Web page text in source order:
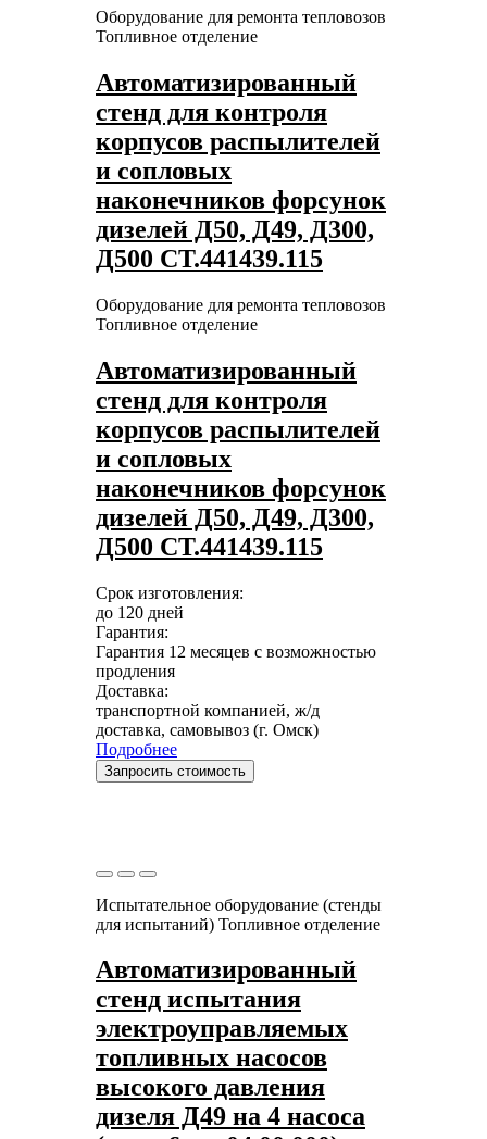
Оборудование для ремонта тепловозов
Топливное отделение
Автоматизированный
стенд для контроля
корпусов распылителей
и сопловых
наконечников форсунок
дизелей Д50, Д49, Д300,
Д500 СТ.441439.115
Оборудование для ремонта тепловозов
Топливное отделение
Автоматизированный
стенд для контроля
корпусов распылителей
и сопловых
наконечников форсунок
дизелей Д50, Д49, Д300,
Д500 СТ.441439.115
Срок изготовления:
до 120 дней
Гарантия:
Гарантия 12 месяцев с возможностью
продления
Доставка:
транспортной компанией, ж/д
доставка, самовывоз (г. Омск)
Подробнее
Запросить стоимость
Испытательное оборудование (стенды
для испытаний) Топливное отделение
Автоматизированный
стенд испытания
электроуправляемых
топливных насосов
высокого давления
дизеля Д49 на 4 насоса